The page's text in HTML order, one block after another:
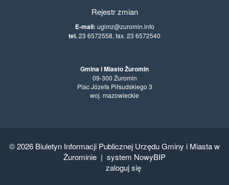
Rejestr zmian
E-mail: ugimz@zuromin.info
tel.23 6572558, fax. 23 6572540
Gmina i Miasto Żuromin
09-300 Żuromin
Plac Józefa Piłsudskiego 3
woj. mazowieckie
© 2026 Biuletyn Informacji Publicznej Urzędu Gminy i Miasta w
Żurominie | system NowyBIP
zaloguj się